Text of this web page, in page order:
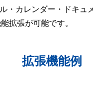
・カレンダー・ドキュ
拡張が可能です。
拡張機能例